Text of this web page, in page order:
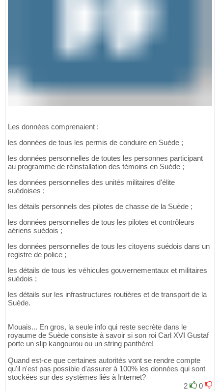
Les données comprenaient :
les données de tous les permis de conduire en Suède ;
les données personnelles de toutes les personnes participant
au programme de réinstallation des témoins en Suède ;
les données personnelles des unités militaires d'élite
suédoises ;
les détails personnels des pilotes de chasse de la Suède ;
les données personnelles de tous les pilotes et contrôleurs
aériens suédois ;
les données personnelles de tous les citoyens suédois dans un
registre de police ;
les détails de tous les véhicules gouvernementaux et militaires
suédois ;
les détails sur les infrastructures routières et de transport de la
Suède.
Mouais... En gros, la seule info qui reste secrète dans le
royaume de Suède consiste à savoir si son roi Carl XVI Gustaf
porte un slip kangourou ou un string panthère!
Quand est-ce que certaines autorités vont se rendre compte
qu'il n'est pas possible d'assurer à 100% les données qui sont
stockées sur des systèmes liés à Internet?
2
0